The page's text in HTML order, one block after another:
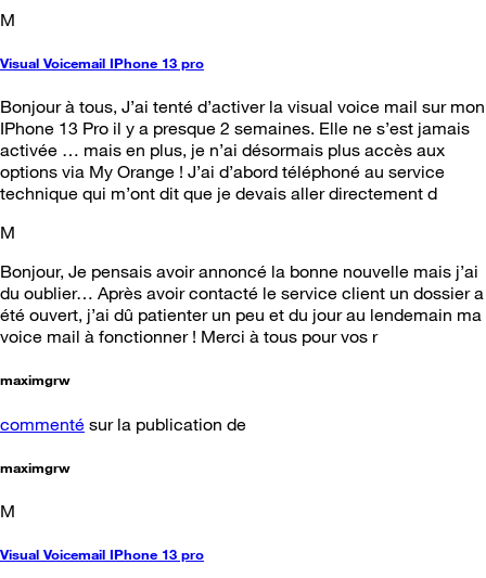
M
Visual Voicemail IPhone 13 pro
Bonjour à tous, J’ai tenté d’activer la visual voice mail sur mon
IPhone 13 Pro il y a presque 2 semaines. Elle ne s’est jamais
activée … mais en plus, je n’ai désormais plus accès aux
options via My Orange ! J’ai d’abord téléphoné au service
technique qui m’ont dit que je devais aller directement d
M
Bonjour, Je pensais avoir annoncé la bonne nouvelle mais j’ai
du oublier… Après avoir contacté le service client un dossier a
été ouvert, j’ai dû patienter un peu et du jour au lendemain ma
voice mail à fonctionner ! Merci à tous pour vos r
maximgrw
commenté sur la publication de
maximgrw
M
Visual Voicemail IPhone 13 pro